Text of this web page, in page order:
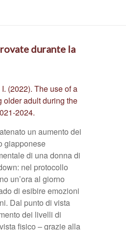
durante la
(2022). The use of a
older adult during the
2024.
un aumento dei
giapponese
di una donna di
nel protocollo
un’ora al giorno
di esibire emozioni
Dal punto di vista
dei livelli di
fisico – grazie alla